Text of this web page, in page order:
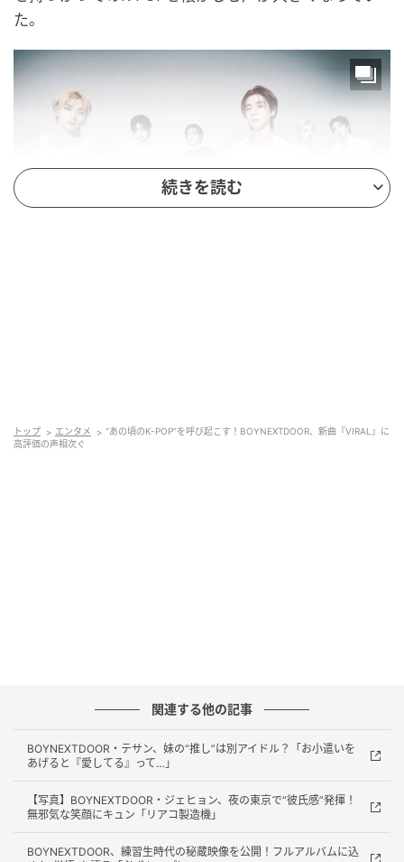
た。
んでいる。
6月14日にグループ公式YouTubeチャンネルで公開さ
れたダンス練習動画では、メンバーたちが名札を付
け、黒いトレーニングウェアを揃って着用。実際の練
習風景を思わせる演出が話題となった。近年のK-POP
ダンス動画が、カメラワークや衣装、スタイリングに
至るまで綿密に演出されているのとは対照的で、多く
の好評を得ている。
続きを読む
トップ エンタメ
“あの頃のK-POP”を呼び起こす！BOYNEXTDOOR、新曲『VIRAL』に
高評価の声相次ぐ
関連する他の記事
BOYNEXTDOOR・テサン、妹の“推し”は別アイドル？「お小遣いを
あげると『愛してる』って…」
【写真】BOYNEXTDOOR・ジェヒョン、夜の東京で“彼氏感”発揮！
無邪気な笑顔にキュン「リアコ製造機」
BOYNEXTDOOR、練習生時代の秘蔵映像を公開！フルアルバムに込